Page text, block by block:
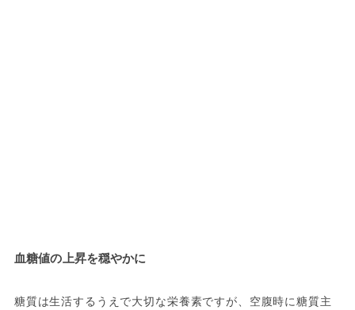
血糖値の上昇を穏やかに
糖質は生活するうえで大切な栄養素ですが、空腹時に糖質主